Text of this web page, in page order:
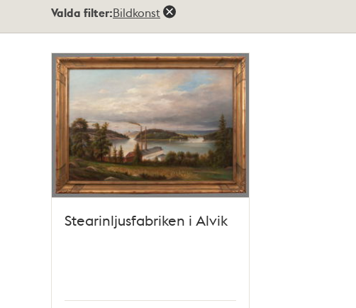
Valda filter:Bildkonst
Stearinljusfabriken i Alvik